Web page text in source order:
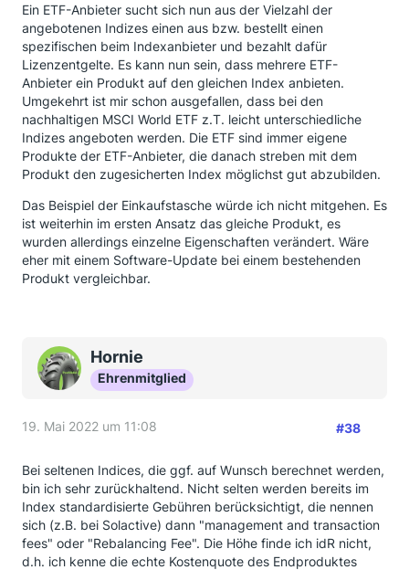
Ein ETF-Anbieter sucht sich nun aus der Vielzahl der
angebotenen Indizes einen aus bzw. bestellt einen
spezifischen beim Indexanbieter und bezahlt dafür
Lizenzentgelte. Es kann nun sein, dass mehrere ETF-
Anbieter ein Produkt auf den gleichen Index anbieten.
Umgekehrt ist mir schon ausgefallen, dass bei den
nachhaltigen MSCI World ETF z.T. leicht unterschiedliche
Indizes angeboten werden. Die ETF sind immer eigene
Produkte der ETF-Anbieter, die danach streben mit dem
Produkt den zugesicherten Index möglichst gut abzubilden.
Das Beispiel der Einkaufstasche würde ich nicht mitgehen. Es
ist weiterhin im ersten Ansatz das gleiche Produkt, es
wurden allerdings einzelne Eigenschaften verändert. Wäre
eher mit einem Software-Update bei einem bestehenden
Produkt vergleichbar.
Hornie
Ehrenmitglied
19. Mai 2022 um 11:08 #38
Bei seltenen Indices, die ggf. auf Wunsch berechnet werden,
bin ich sehr zurückhaltend. Nicht selten werden bereits im
Index standardisierte Gebühren berücksichtigt, die nennen
sich (z.B. bei Solactive) dann "management and transaction
fees" oder "Rebalancing Fee". Die Höhe finde ich idR nicht,
d.h. ich kenne die echte Kostenquote des Endproduktes